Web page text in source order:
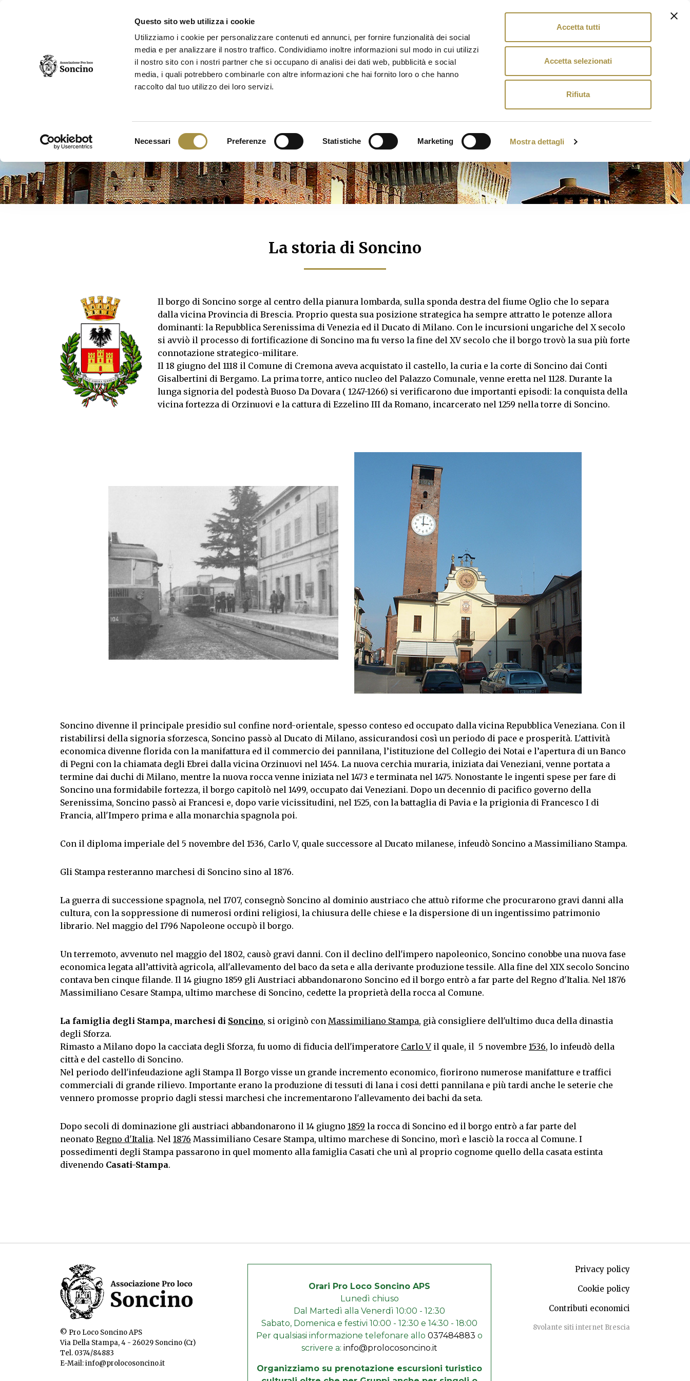
Questo sito web utilizza i cookie
Utilizziamo i cookie per personalizzare contenuti ed annunci, per fornire funzionalità dei social
media e per analizzare il nostro traffico. Condividiamo inoltre informazioni sul modo in cui utilizzi
il nostro sito con i nostri partner che si occupano di analisi dei dati web, pubblicità e social
media, i quali potrebbero combinarle con altre informazioni che hai fornito loro o che hanno
raccolto dal tuo utilizzo dei loro servizi.
Necessari Preferenze Statistiche Marketing Mostra dettagli
Accetta tutti
Accetta selezionati
Rifiuta
Chi siamo La storia di Soncino Pubblicazioni legate a Soncino
manifestazioni Rocca di Soncino Museo della stampa
La storia di Soncino
Il borgo di Soncino sorge al centro della pianura lombarda, sulla sponda destra del fiume Oglio che lo separa
dalla vicina Provincia di Brescia. Proprio questa sua posizione strategica ha sempre attratto le potenze allora
dominanti: la Repubblica Serenissima di Venezia ed il Ducato di Milano. Con le incursioni ungariche del X secolo
si avviò il processo di fortificazione di Soncino ma fu verso la fine del XV secolo che il borgo trovò la sua più forte
connotazione strategico-militare.
Il 18 giugno del 1118 il Comune di Cremona aveva acquistato il castello, la curia e la corte di Soncino dai Conti
Gisalbertini di Bergamo. La prima torre, antico nucleo del Palazzo Comunale, venne eretta nel 1128. Durante la
lunga signoria del podestà Buoso Da Dovara ( 1247-1266) si verificarono due importanti episodi: la conquista della
vicina fortezza di Orzinuovi e la cattura di Ezzelino III da Romano, incarcerato nel 1259 nella torre di Soncino.
Soncino divenne il principale presidio sul confine nord-orientale, spesso conteso ed occupato dalla vicina Repubblica Veneziana. Con il
ristabilirsi della signoria sforzesca, Soncino passò al Ducato di Milano, assicurandosi così un periodo di pace e prosperità. L'attività
economica divenne florida con la manifattura ed il commercio dei pannilana, l’istituzione del Collegio dei Notai e l’apertura di un Banco
di Pegni con la chiamata degli Ebrei dalla vicina Orzinuovi nel 1454. La nuova cerchia muraria, iniziata dai Veneziani, venne portata a
termine dai duchi di Milano, mentre la nuova rocca venne iniziata nel 1473 e terminata nel 1475. Nonostante le ingenti spese per fare di
Soncino una formidabile fortezza, il borgo capitolò nel 1499, occupato dai Veneziani. Dopo un decennio di pacifico governo della
Serenissima, Soncino passò ai Francesi e, dopo varie vicissitudini, nel 1525, con la battaglia di Pavia e la prigionia di Francesco I di
Francia, all'Impero prima e alla monarchia spagnola poi.
Con il diploma imperiale del 5 novembre del 1536, Carlo V, quale successore al Ducato milanese, infeudò Soncino a Massimiliano Stampa.
Gli Stampa resteranno marchesi di Soncino sino al 1876.
La guerra di successione spagnola, nel 1707, consegnò Soncino al dominio austriaco che attuò riforme che procurarono gravi danni alla
cultura, con la soppressione di numerosi ordini religiosi, la chiusura delle chiese e la dispersione di un ingentissimo patrimonio
librario. Nel maggio del 1796 Napoleone occupò il borgo.
Un terremoto, avvenuto nel maggio del 1802, causò gravi danni. Con il declino dell'impero napoleonico, Soncino conobbe una nuova fase
economica legata all’attività agricola, all'allevamento del baco da seta e alla derivante produzione tessile. Alla fine del XIX secolo Soncino
contava ben cinque filande. Il 14 giugno 1859 gli Austriaci abbandonarono Soncino ed il borgo entrò a far parte del Regno d'Italia. Nel 1876
Massimiliano Cesare Stampa, ultimo marchese di Soncino, cedette la proprietà della rocca al Comune.
La famiglia degli Stampa, marchesi di Soncino, si originò con Massimiliano Stampa, già consigliere dell'ultimo duca della dinastia
degli Sforza.
Rimasto a Milano dopo la cacciata degli Sforza, fu uomo di fiducia dell'imperatore Carlo V il quale, il 5 novembre 1536, lo infeudò della
città e del castello di Soncino.
Nel periodo dell'infeudazione agli Stampa Il Borgo visse un grande incremento economico, fiorirono numerose manifatture e traffici
commerciali di grande rilievo. Importante erano la produzione di tessuti di lana i cosi detti pannilana e più tardi anche le seterie che
vennero promosse proprio dagli stessi marchesi che incrementarono l'allevamento dei bachi da seta.
Dopo secoli di dominazione gli austriaci abbandonarono il 14 giugno 1859 la rocca di Soncino ed il borgo entrò a far parte del
neonato Regno d'Italia. Nel 1876 Massimiliano Cesare Stampa, ultimo marchese di Soncino, morì e lasciò la rocca al Comune. I
possedimenti degli Stampa passarono in quel momento alla famiglia Casati che unì al proprio cognome quello della casata estinta
divenendo Casati-Stampa.
© Pro Loco Soncino APS
Via Della Stampa, 4 - 26029 Soncino (Cr)
Tel. 0374/84883
E-Mail:info@prolocosoncino.it
Orari Pro Loco Soncino APS
Lunedì chiuso
Dal Martedì alla Venerdì 10:00 - 12:30
Sabato, Domenica e festivi 10:00 - 12:30 e 14:30 - 18:00
Per qualsiasi informazione telefonare allo 037484883 o
scrivere a: info@prolocosoncino.it
Organizziamo su prenotazione escursioni turistico
Privacy policy
Cookie policy
Contributi economici
8volante siti internet Brescia